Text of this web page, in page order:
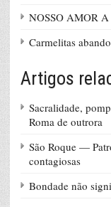
NOSSO AMOR
Carmelitas
Artigos
Sacralidade,
Roma de outrora
São Roque —
contagiosas
Bondade não